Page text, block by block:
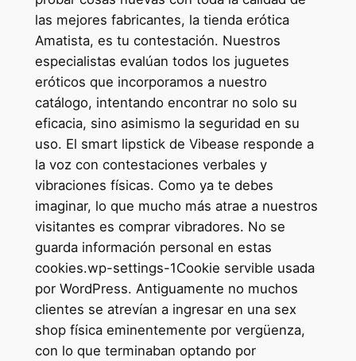
las mejores fabricantes, la tienda erótica
Amatista, es tu contestación. Nuestros
especialistas evalúan todos los juguetes
eróticos que incorporamos a nuestro
catálogo, intentando encontrar no solo su
eficacia, sino asimismo la seguridad en su
uso. El smart lipstick de Vibease responde a
la voz con contestaciones verbales y
vibraciones físicas. Como ya te debes
imaginar, lo que mucho más atrae a nuestros
visitantes es comprar vibradores. No se
guarda información personal en estas
cookies.wp-settings-1Cookie servible usada
por WordPress. Antiguamente no muchos
clientes se atrevían a ingresar en una sex
shop física eminentemente por vergüenza,
con lo que terminaban optando por